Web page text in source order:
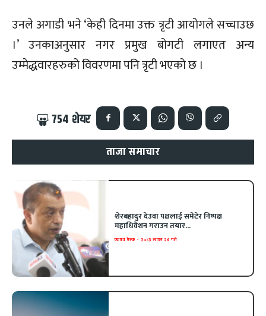
उनले अगाडी भने ‘केही दिनमा उक्त त्रृटी आयोगले सच्चाउछ
।’ उनकाअनुसार नगर प्रमुख बोगटी लगाएत अन्य
उम्मेद्धवारहरुको विवरणमा पनि त्रृटी भएको छ ।
754 शेयर
ताजा समाचार
शेरबहादुर देउवा पक्षलाई समेटेर निष्पक्ष
महाधिवेशन गराउन तयार...
एकपत्र डेस्क - २०८३ साउन २४ गते